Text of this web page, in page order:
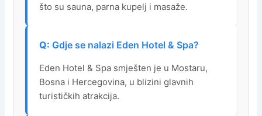
što su sauna, parna kupelj i masaže.
Gdje se nalazi Eden Hotel & Spa?
Eden Hotel & Spa smješten je u Mostaru,
Bosna i Hercegovina, u blizini glavnih
turističkih atrakcija.